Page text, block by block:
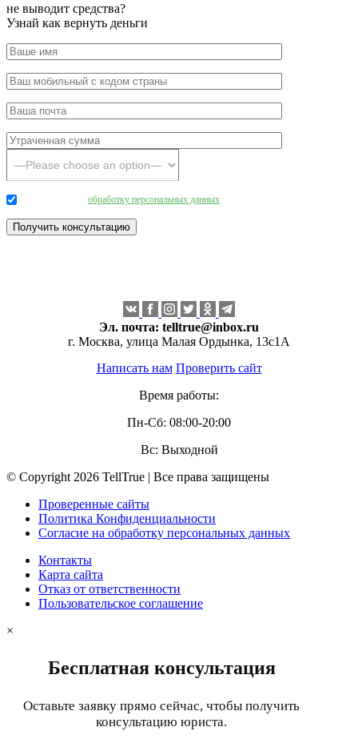
не выводит средства?
Узнай как вернуть деньги
обработку персональных данных
Эл. почта: telltrue@inbox.ru
г. Москва, улица Малая Ордынка, 13с1А
Написать нам Проверить сайт
Время работы:
Пн-Сб: 08:00-20:00
Вс: Выходной
© Copyright 2026 TellTrue | Все права защищены
Проверенные сайты
Политика Конфиденциальности
Согласие на обработку персональных данных
Контакты
Карта сайта
Отказ от ответственности
Пользовательское соглашение
×
Бесплатная консультация
Оставьте заявку прямо сейчас, чтобы получить
консультацию юриста.